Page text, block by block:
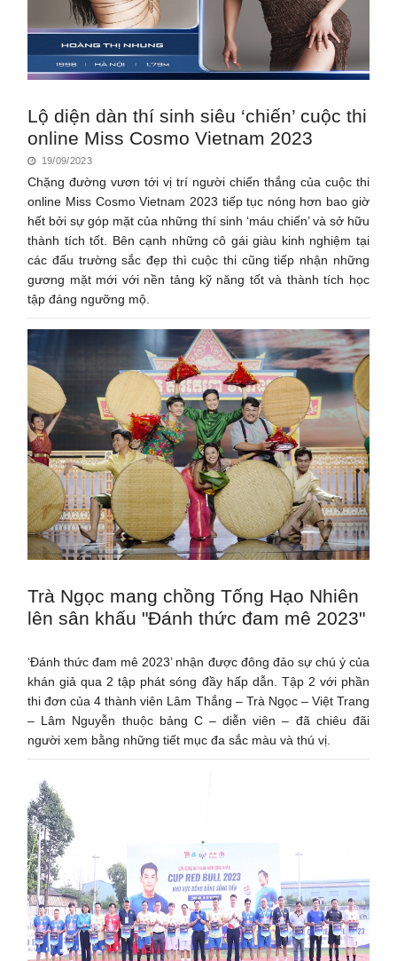
Lộ diện dàn thí sinh siêu ‘chiến’ cuộc thi
online Miss Cosmo Vietnam 2023
19/09/2023
Chặng đường vươn tới vị trí người chiến thắng của cuộc thi
online Miss Cosmo Vietnam 2023 tiếp tục nóng hơn bao giờ
hết bởi sự góp mặt của những thí sinh ‘máu chiến’ và sở hữu
thành tích tốt. Bên cạnh những cô gái giàu kinh nghiệm tại
các đấu trường sắc đẹp thì cuộc thi cũng tiếp nhận những
gương mặt mới với nền tảng kỹ năng tốt và thành tích học
tập đáng ngưỡng mộ.
Trà Ngọc mang chồng Tống Hạo Nhiên
lên sân khấu "Đánh thức đam mê 2023"
‘Đánh thức đam mê 2023’ nhận được đông đảo sự chú ý của
khán giả qua 2 tập phát sóng đầy hấp dẫn. Tập 2 với phần
thi đơn của 4 thành viên Lâm Thắng – Trà Ngọc – Việt Trang
– Lâm Nguyễn thuộc bảng C – diễn viên – đã chiêu đãi
người xem bằng những tiết mục đa sắc màu và thú vị.